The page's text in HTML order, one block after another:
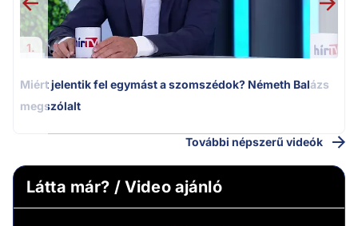
1.
Miért jelentik fel egymást a szomszédok? Németh Balázs
megszólalt
További népszerű videók
Látta már? / Video ajánló